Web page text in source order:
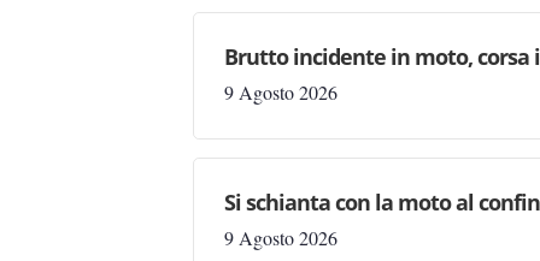
Brutto incidente in moto, corsa
9 Agosto 2026
Si schianta con la moto al
9 Agosto 2026